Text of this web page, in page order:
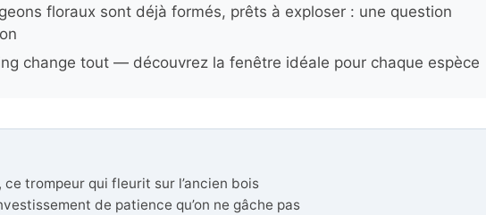
floraux sont déjà formés, prêts à exploser : une question
change tout — découvrez la fenêtre idéale pour chaque espèce
trompeur qui fleurit sur l’ancien bois
de patience qu’on ne gâche pas